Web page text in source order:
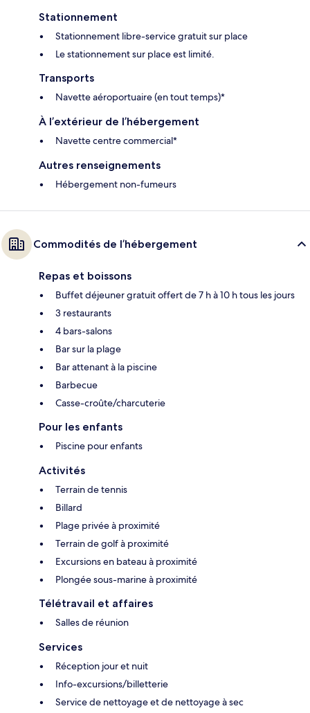
Stationnement
Stationnement libre-service gratuit sur place
Le stationnement sur place est limité.
Transports
Navette aéroportuaire (en tout temps)*
À l’extérieur de l’hébergement
Navette centre commercial*
Autres renseignements
Hébergement non-fumeurs
Commodités de l’hébergement
Repas et boissons
Buffet déjeuner gratuit offert de 7 h à 10 h tous les jours
3 restaurants
4 bars-salons
Bar sur la plage
Bar attenant à la piscine
Barbecue
Casse-croûte/charcuterie
Pour les enfants
Piscine pour enfants
Activités
Terrain de tennis
Billard
Plage privée à proximité
Terrain de golf à proximité
Excursions en bateau à proximité
Plongée sous-marine à proximité
Télétravail et affaires
Salles de réunion
Services
Réception jour et nuit
Info-excursions/billetterie
Service de nettoyage et de nettoyage à sec